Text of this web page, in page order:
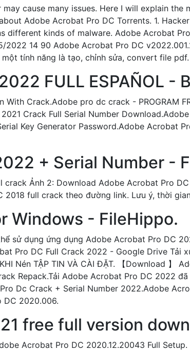
cause many issues. Here I will explain
Adobe Acrobat Pro DC Torrents. 1.
kinds of malware. Adobe Acrobat
2022 14 90 Adobe Acrobat Pro DC
tính năng là tạo, chỉnh sửa, convert file pdf.
FULL ESPAÑOL -
With Crack.Adobe pro dc crack - PROGRAM
Crack Full Serial Number
Key Generator Password.Adobe Acrobat
+ Serial Number -
Ảnh 2: Download Adobe Acrobat Pro
full crack theo đường link. Lưu ý, thời
Windows - FileHippo.
sử dụng ứng dụng Adobe Acrobat Pro DC
Pro DC Full Crack 2022 - Google Drive Tải
Nén TẬP TIN VÀ CÀI ĐẶT. 【Download 】
Repack.Tải Adobe Acrobat Pro DC 2022
Dc Crack + Serial Number 2022.Adobe
DC 2020.006.
free full version
Acrobat Pro DC 2020.12.20043 Full